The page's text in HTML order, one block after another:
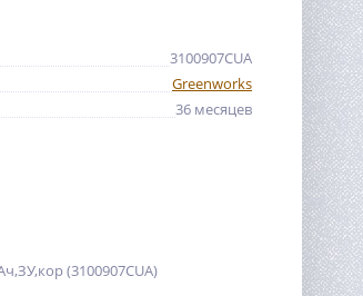
3100907CUA
Greenworks
36 месяцев
(3100907CUA)